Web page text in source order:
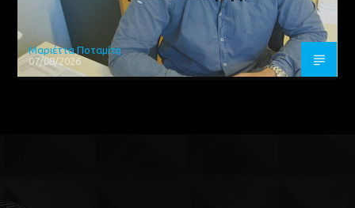
Μαριέττα Ποταμίτη
07/08/2026